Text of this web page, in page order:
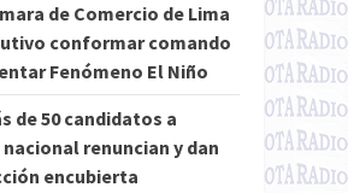
de Comercio de Lima
conformar comando
Fenómeno El Niño
de 50 candidatos a
renuncian y dan
encubierta